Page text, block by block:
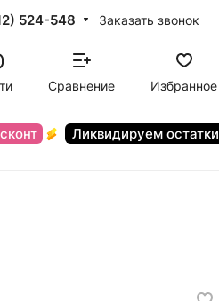
524-548 Заказать звонок
Сравнение Избранное
Ликвидируем остатки